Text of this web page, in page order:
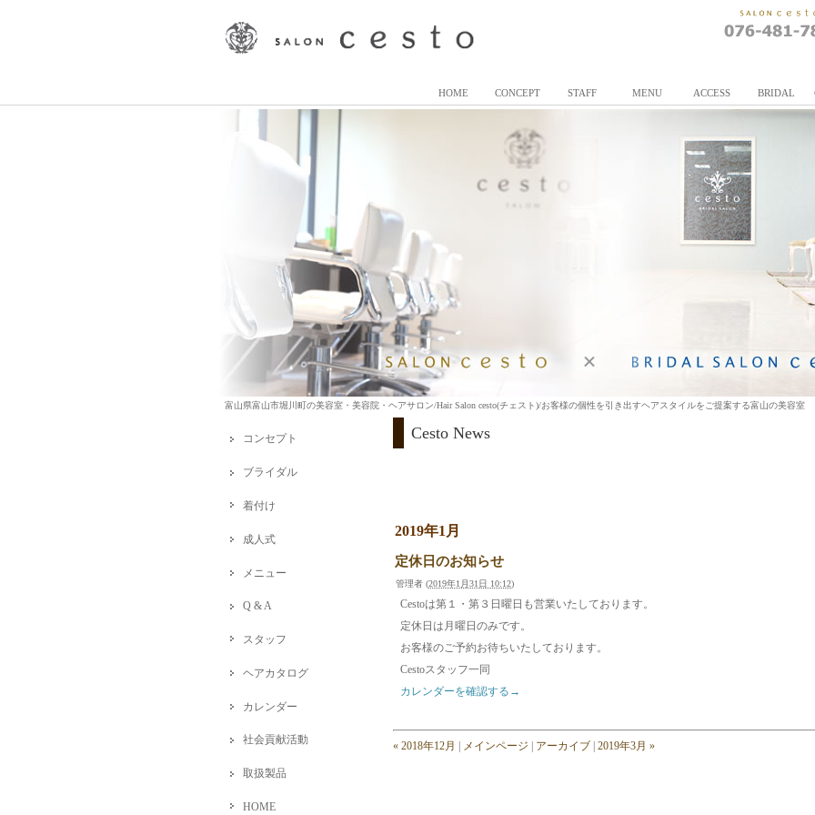
富山県富山市堀川町の美容室・美容院・ヘアサロン/Hair Salon cesto(チェスト)/お客様の個性を引き出すヘアスタイルをご提案する富山の美容室
HOME CONCEPT STAFF MENU ACCESS BRIDAL
Cesto News
2019年1月
定休日のお知らせ
管理者 (2019年1月31日 10:12)
Cestoは第１・第３日曜日も営業いたしております。
定休日は月曜日のみです。
お客様のご予約お待ちいたしております。
Cestoスタッフ一同
カレンダーを確認する→
« 2018年12月 メインページ アーカイブ 2019年3月 »
コンセプト
ブライダル
着付け
成人式
メニュー
Q & A
スタッフ
ヘアカタログ
カレンダー
社会貢献活動
取扱製品
HOME